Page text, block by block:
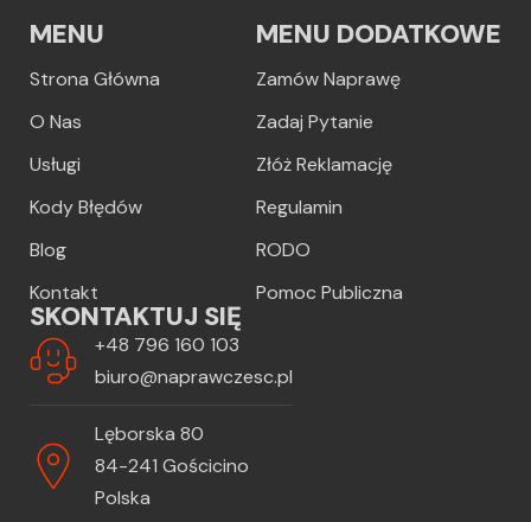
MENU
Strona Główna
O Nas
Usługi
Kody Błędów
Blog
Kontakt
MENU DODATKOWE
Zamów Naprawę
Zadaj Pytanie
Złóż Reklamację
Regulamin
RODO
Pomoc Publiczna
SKONTAKTUJ SIĘ
+48 796 160 103
biuro@naprawczesc.pl
Lęborska 80
84-241 Gościcino
Polska